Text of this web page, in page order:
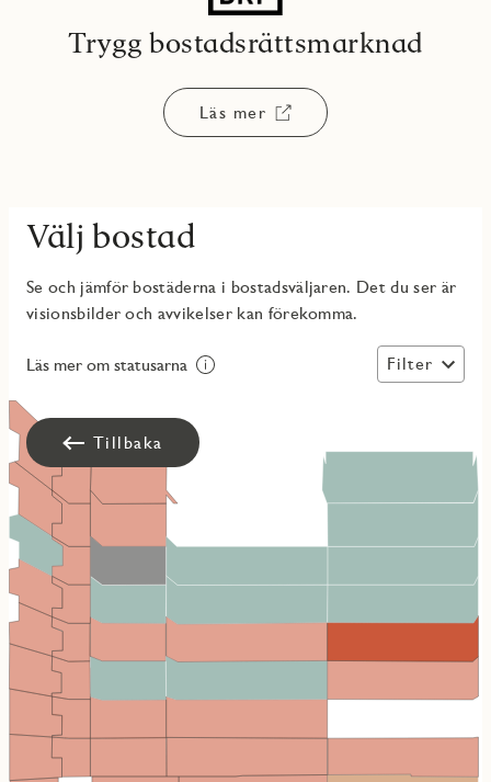
Trygg bostadsrättsmarknad
Läs mer
Välj bostad
Se och jämför bostäderna i bostadsväljaren. Det du ser är
visionsbilder och avvikelser kan förekomma.
Läs mer om statusarna Filter
Tillbaka